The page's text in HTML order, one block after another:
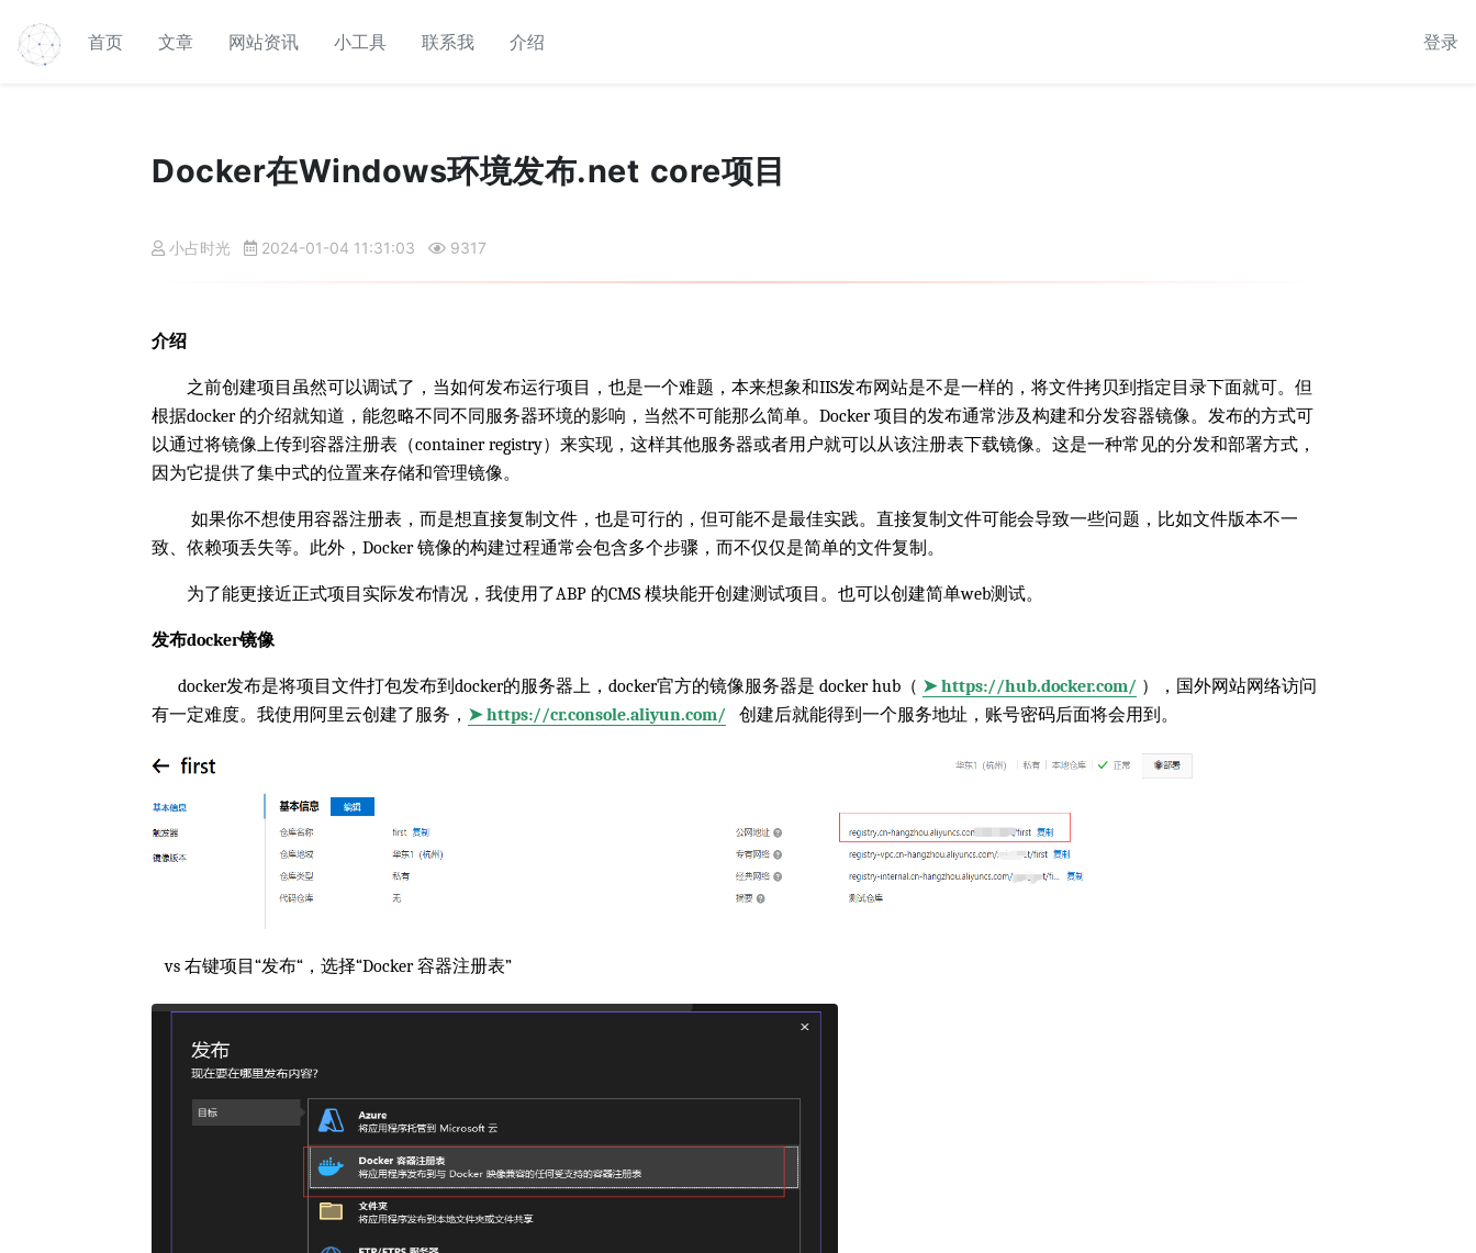
首页 文章 网站资讯 小工具 联系我 介绍 登录
Docker在Windows环境发布.net core项目
小占时光 2024-01-04 11:31:03 9317
介绍
之前创建项目虽然可以调试了，当如何发布运行项目，也是一个难题，本来想象和IIS发布网站是不是一样的，将文件拷贝到指定目录下面就可。但
根据docker 的介绍就知道，能忽略不同不同服务器环境的影响，当然不可能那么简单。Docker 项目的发布通常涉及构建和分发容器镜像。发布的方式可
以通过将镜像上传到容器注册表（container registry）来实现，这样其他服务器或者用户就可以从该注册表下载镜像。这是一种常见的分发和部署方式，
因为它提供了集中式的位置来存储和管理镜像。
如果你不想使用容器注册表，而是想直接复制文件，也是可行的，但可能不是最佳实践。直接复制文件可能会导致一些问题，比如文件版本不一
致、依赖项丢失等。此外，Docker 镜像的构建过程通常会包含多个步骤，而不仅仅是简单的文件复制。
为了能更接近正式项目实际发布情况，我使用了ABP 的CMS 模块能开创建测试项目。也可以创建简单web测试。
发布docker镜像
docker发布是将项目文件打包发布到docker的服务器上，docker官方的镜像服务器是 docker hub（ ➤ https://hub.docker.com/ ），国外网站网络访问
有一定难度。我使用阿里云创建了服务， ➤ https://cr.console.aliyun.com/ 创建后就能得到一个服务地址，账号密码后面将会用到。
vs 右键项目“发布“，选择“Docker 容器注册表”